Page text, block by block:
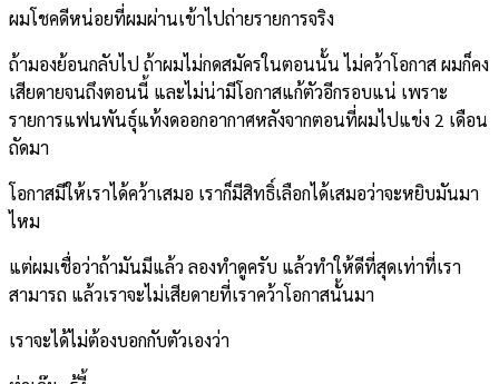
ผมโชคดีหน่อยที่ผมผ่านเข้าไปถ่ายรายการจริง
ถ้ามองย้อนกลับไป ถ้าผมไม่กดสมัครในตอนนั้น ไม่คว้าโอกาส ผมก็คง
เสียดายจนถึงตอนนี้ และไม่น่ามีโอกาสแก้ตัวอีกรอบแน่ เพราะ
รายการแฟนพันธุ์แท้งดออกอากาศหลังจากตอนที่ผมไปแข่ง 2 เดือน
ถัดมา
โอกาสมีให้เราได้คว้าเสมอ เราก็มีสิทธิ์เลือกได้เสมอว่าจะหยิบมันมา
ไหม
แต่ผมเชื่อว่าถ้ามันมีแล้ว ลองทำดูครับ แล้วทำให้ดีที่สุดเท่าที่เรา
สามารถ แล้วเราจะไม่เสียดายที่เราคว้าโอกาสนั้นมา
เราจะได้ไม่ต้องบอกกับตัวเองว่า